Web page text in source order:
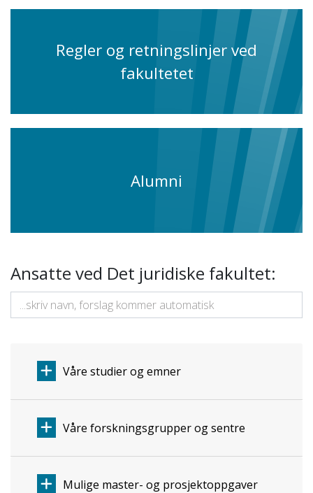
Regler og retningslinjer ved
fakultetet
Alumni
Ansatte ved Det juridiske fakultet:
Våre studier og emner
Våre forskningsgrupper og sentre
Mulige master- og prosjektoppgaver